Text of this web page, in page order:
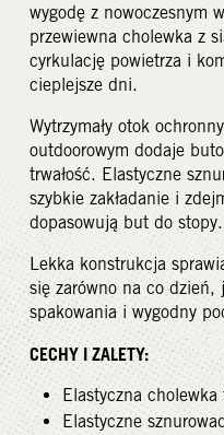
wygodę z nowoczesnym
przewiewna cholewka z
cyrkulację powietrza i
cieplejsze dni.
Wytrzymały otok
outdoorowym dodaje
trwałość. Elastyczne
szybkie zakładanie i
dopasowują but do stopy.
Lekka konstrukcja
się zarówno na co dzień,
spakowania i wygodny
CECHY I ZALETY:
Elastyczna
Elastyczne